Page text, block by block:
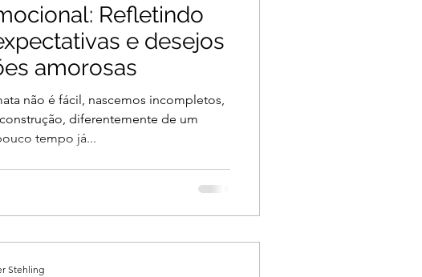
Refletindo
e desejos
amorosas
não é fácil, nascemos incompletos,
diferentemente de um
tempo já...
Stehling